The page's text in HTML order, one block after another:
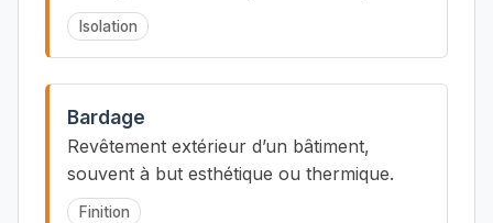
Isolation
Bardage
Revêtement extérieur d’un bâtiment,
souvent à but esthétique ou thermique.
Finition